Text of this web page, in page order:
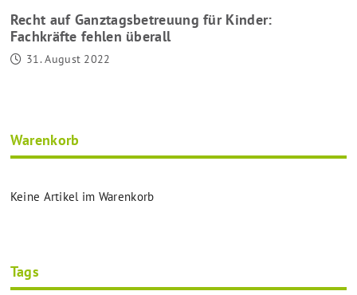
Recht auf Ganztagsbetreuung für Kinder:
Fachkräfte fehlen überall
31. August 2022
Warenkorb
Keine Artikel im Warenkorb
Tags